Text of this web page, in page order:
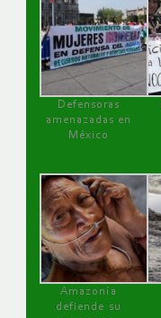
Defensoras
amenazadas en
México
Amazonía
defiende su